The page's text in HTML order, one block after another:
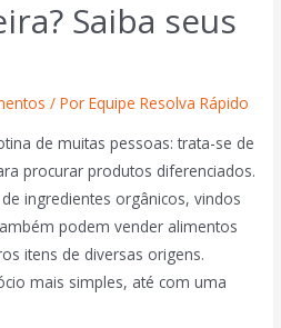
Saiba seus
/ PorEquipe Resolva Rápido
de muitas pessoas: trata-se de
procurar produtos diferenciados.
ingredientes orgânicos, vindos
podem vender alimentos
itens de diversas origens.
mais simples, até com uma